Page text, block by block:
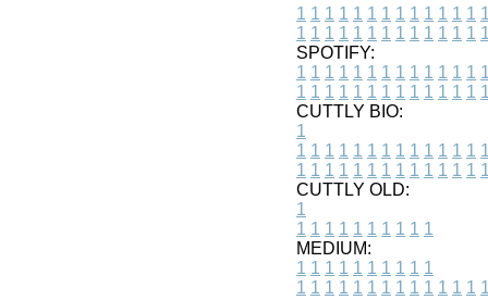
1 1 1 1 1 1 1 1 1 1 1 1 1 1
1 1 1 1 1 1 1 1 1 1 1 1 1 1
SPOTIFY:
1 1 1 1 1 1 1 1 1 1 1 1 1 1
1 1 1 1 1 1 1 1 1 1 1 1 1 1
CUTTLY BIO:
1
1 1 1 1 1 1 1 1 1 1 1 1 1 1
1 1 1 1 1 1 1 1 1 1 1 1 1 1
CUTTLY OLD:
1
1 1 1 1 1 1 1 1 1 1
MEDIUM:
1 1 1 1 1 1 1 1 1 1
1 1 1 1 1 1 1 1 1 1 1 1 1 1